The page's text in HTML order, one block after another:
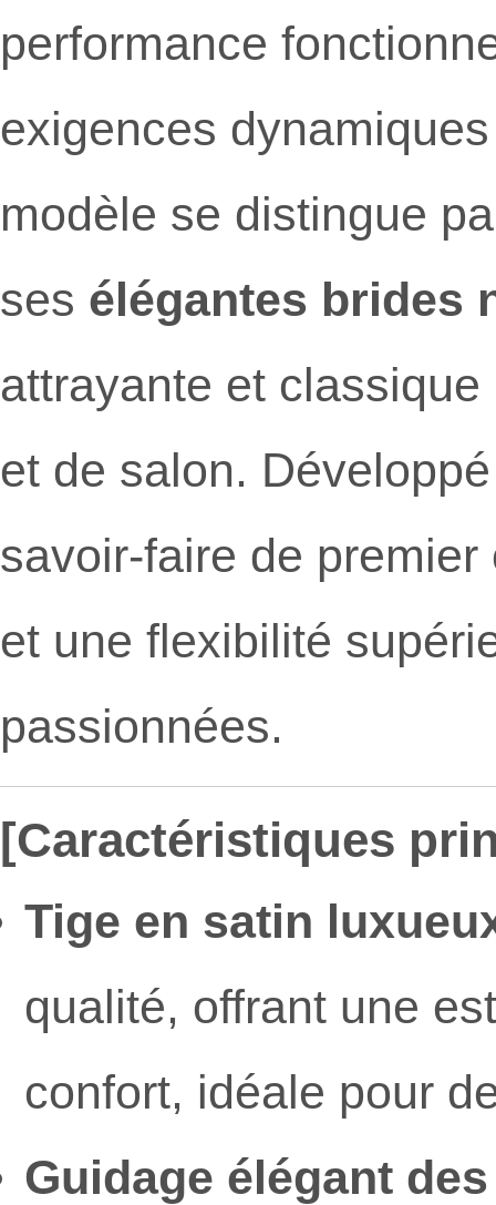
performance
exigences
modèle se distingue
ses élégantes brides
attrayante et
et de salon.
savoir-faire de
et une flexibilité
passionnées.
[Caractéristiques
Tige en satin
qualité, offrant une
confort, idéale pour
Guidage élégant